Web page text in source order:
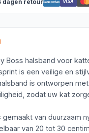
dagen retourBancontact VISA
Boss halsband voor
is een veilige en
is ontworpen
zodat uw kat
gemaakt van duurzaam
van 20 tot 30